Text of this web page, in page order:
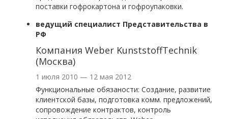
поставки гофрокартона и гофроупаковки.
ведущий специалист Представительства в
РФ
Компания Weber KunststoffTechnik
(Москва)
1 июля 2010 — 12 мая 2012
Функциональные обязаности: Создание, развитие
клиентской базы, подготовка комм. предложений,
сопровождение контрактов, контроль